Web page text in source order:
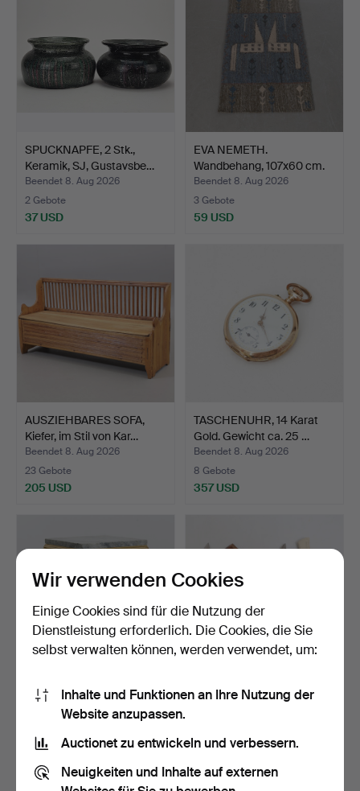
SPUCKNAPFE, 2 Stk.,
Keramik, SJ, Gustavsbe…
Beendet 8. Aug 2026
2 Gebote
37 USD
EVA NEMETH.
Wandbehang, 107x60 cm.
Beendet 8. Aug 2026
3 Gebote
59 USD
AUSZIEHBARES SOFA,
Kiefer, im Stil von Kar…
Beendet 8. Aug 2026
23 Gebote
205 USD
TASCHENUHR, 14 Karat
Gold. Gewicht ca. 25 …
Beendet 8. Aug 2026
8 Gebote
357 USD
PODEST-HOCKER,
Rokoko-Stil, 20.
Jahrhunder…
Beendet 8. Aug 2026
1 Gebot
MESSER, 2 Stk.
1 Gebot
Wir verwenden Cookies
Einige Cookies sind für die Nutzung der
Dienstleistung erforderlich. Die Cookies, die Sie
selbst verwalten können, werden verwendet, um:
Inhalte und Funktionen an Ihre Nutzung der
Website anzupassen.
Auctionet zu entwickeln und verbessern.
Neuigkeiten und Inhalte auf externen